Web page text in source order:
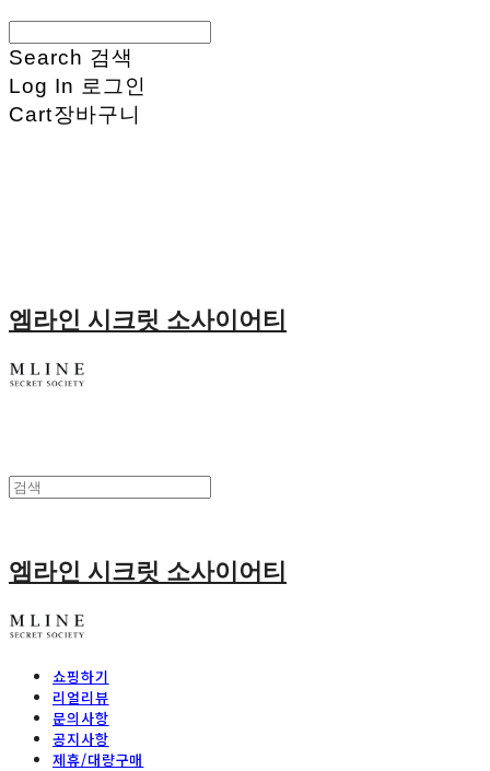
Search 검색
Log In 로그인
Cart장바구니
엠라인 시크릿 소사이어티
엠라인 시크릿 소사이어티
쇼핑하기
리얼리뷰
문의사항
공지사항
제휴/대량구매